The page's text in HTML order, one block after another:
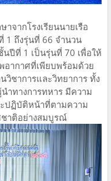
จากโรงเรียนนายเรือ
1 ถึงรุ่นที่ 66 จำนวน
ปีที่ 1 เป็นรุ่นที่ 70 เพื่อให้
ากาศที่เพียบพร้อมด้วย
ชาการและวิทยาการ ทั้ง
ทางการทหาร มีความ
ปฏิบัติหน้าที่ตามความ
ชาติอย่างสมบูรณ์